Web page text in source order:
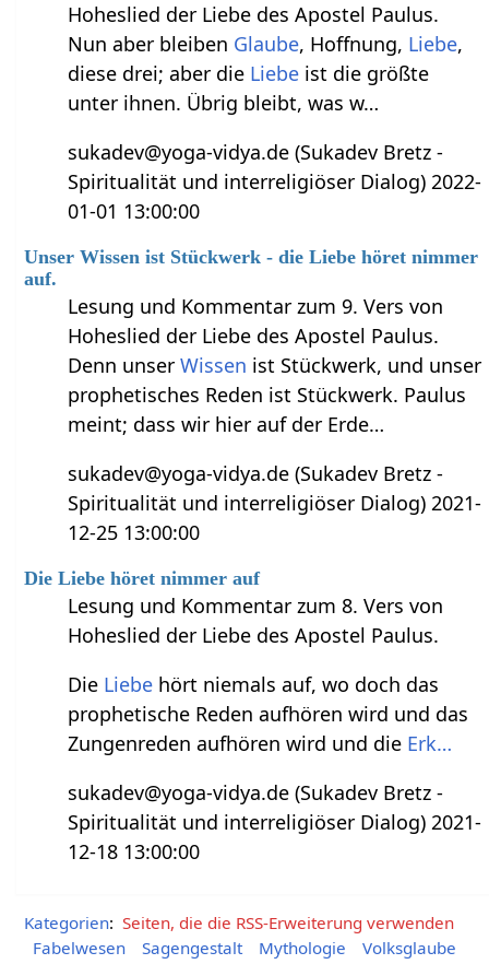
Hoheslied der Liebe des Apostel Paulus.
Nun aber bleiben Glaube, Hoffnung, Liebe,
diese drei; aber die Liebe ist die größte
unter ihnen. Übrig bleibt, was w…
sukadev@yoga-vidya.de (Sukadev Bretz -
Spiritualität und interreligiöser Dialog) 2022-
01-01 13:00:00
Unser Wissen ist Stückwerk - die Liebe höret nimmer
auf.
Lesung und Kommentar zum 9. Vers von
Hoheslied der Liebe des Apostel Paulus.
Denn unserWissen ist Stückwerk, und unser
prophetisches Reden ist Stückwerk. Paulus
meint; dass wir hier auf der Erde…
sukadev@yoga-vidya.de (Sukadev Bretz -
Spiritualität und interreligiöser Dialog) 2021-
12-25 13:00:00
Die Liebe höret nimmer auf
Lesung und Kommentar zum 8. Vers von
Hoheslied der Liebe des Apostel Paulus.
Die Liebe hört niemals auf, wo doch das
prophetische Reden aufhören wird und das
Zungenreden aufhören wird und die Erk…
sukadev@yoga-vidya.de (Sukadev Bretz -
Spiritualität und interreligiöser Dialog) 2021-
12-18 13:00:00
Kategorien: Seiten, die die RSS-Erweiterung verwenden
Fabelwesen
Sagengestalt Mythologie
Volksglaube